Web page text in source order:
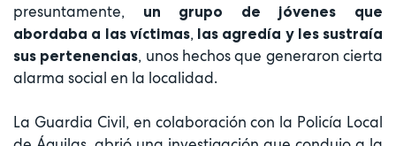
presuntamente,
un grupo de jóvenes que
abordaba a las víctimas, las agredía y les sustraía
sus pertenencias, unos hechos que generaron cierta
alarma social en la localidad.
La Guardia Civil, en colaboración con la Policía Local